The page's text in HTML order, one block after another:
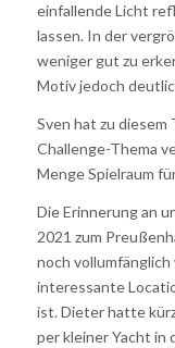
einfallende Licht
lassen. In der
weniger gut zu
Motiv jedoch
Sven hat zu
Challenge-Thema
Menge Spielraum
Die Erinnerung an
2021 zum
noch
interessante
ist. Dieter hatte
per kleiner Yacht in